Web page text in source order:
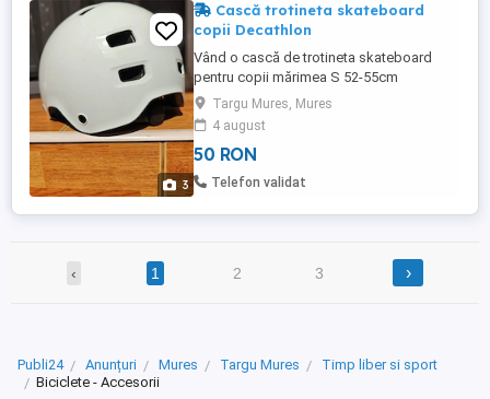
3
Cască trotineta skateboard
copii Decathlon
Vând o cască de trotineta skateboard
pentru copii mărimea S 52-55cm
cumpărată de la Decathlon și folosită
foarte puțin, este în condiții foarte bune.
Nu este lovită sau crăpată.
Targu Mures, Mures
4 august
50 RON
Telefon validat
‹ 1 2 3 ›
Publi24 Anunțuri Mures Targu Mures
Timp liber si sport
Biciclete - Accesorii